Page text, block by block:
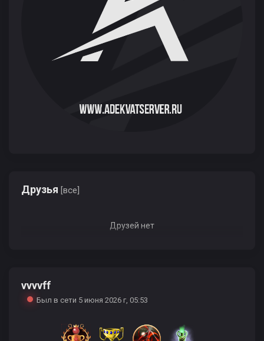
Друзья [все]
Друзей нет
vvvvff
Был в сети 5 июня 2026 г, 05:53